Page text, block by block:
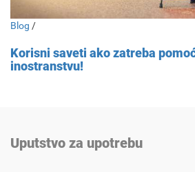
Blog /
Korisni saveti ako zatreba
inostranstvu!
Uputstvo za upotrebu